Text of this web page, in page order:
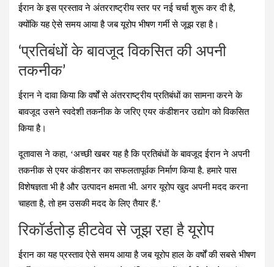
ईरान के इस प्रस्ताव ने अंतरराष्ट्रीय स्तर पर नई चर्चा शुरू कर दी है,
क्योंकि यह ऐसे समय आया है जब यूरोप भीषण गर्मी से जूझ रहा है।
‘प्रतिबंधों के बावजूद विकसित की अपनी
तकनीक’
ईरान ने दावा किया कि वर्षों से अंतरराष्ट्रीय प्रतिबंधों का सामना करने के
बावजूद उसने स्वदेशी तकनीक के जरिए एयर कंडीशनर उद्योग को विकसित
किया है।
दूतावास ने कहा, ‘अच्छी खबर यह है कि प्रतिबंधों के बावजूद ईरान ने अपनी
तकनीक से एयर कंडीशनर का सफलतापूर्वक निर्माण किया है. हमारे पास
विशेषज्ञता भी है और उत्पादन क्षमता भी. अगर यूरोप खुद अपनी मदद करना
चाहता है, तो हम उसकी मदद के लिए तैयार हैं.’
रिकॉर्डतोड़ हीटवेव से जूझ रहा है यूरोप
ईरान का यह प्रस्ताव ऐसे समय आया है जब यूरोप हाल के वर्षों की सबसे भीषण